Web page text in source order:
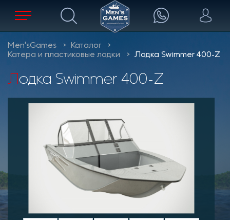
Men'sGames
Каталог
Катера и пластиковые лодки
Лодка Swimmer 400-Z
Лодка Swimmer 400-Z